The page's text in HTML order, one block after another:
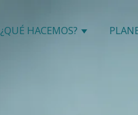
¿QUÉ HACEMOS? Show